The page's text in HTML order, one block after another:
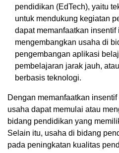
pendidikan (EdTech), yaitu
untuk mendukung kegiatan
dapat memanfaatkan
mengembangkan usaha di
pengembangan aplikasi
pembelajaran jarak jauh,
berbasis teknologi.
Dengan memanfaatkan
usaha dapat memulai atau
bidang pendidikan yang
Selain itu, usaha di bidang
pada peningkatan kualitas